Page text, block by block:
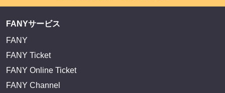
FANYサービス
FANY
FANY Ticket
FANY Online Ticket
FANY Channel